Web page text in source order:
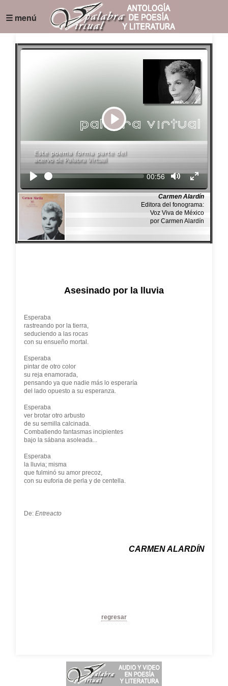
☰ menú
Play
Seek Current
00:56
Carmen Alardín
Editora del fonograma:
Voz Viva de México
por Carmen Alardín
Asesinado por la lluvia
Esperaba
rastreando por la tierra,
seduciendo a las rocas
con su ensueño mortal.
Esperaba
pintar de otro color
su reja enamorada,
pensando ya que nadie más lo esperaría
del lado opuesto a su esperanza.
Esperaba
ver brotar otro arbusto
de su semilla calcinada.
Combatiendo fantasmas incipientes
bajo la sábana asoleada...
Esperaba
la lluvia; misma
que fulminó su amor precoz,
con su euforia de perla y de centella.
De: Entreacto
CARMEN ALARDÍN
regresar